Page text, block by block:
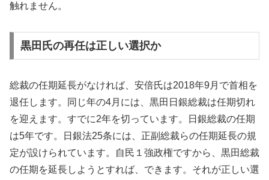
触れません。
黒田氏の再任は正しい選択か
総裁の任期延長がなければ、安倍氏は2018年9月で首相を
退任します。同じ年の4月には、黒田日銀総裁は任期切れ
を迎えます。すでに2年を切っています。日銀総裁の任期
は5年です。日銀法25条には、正副総裁らの任期延長の規
定が設けられています。自民１強政権ですから、黒田総裁
の任期を延長しようとすれば、できます。それが正しい選